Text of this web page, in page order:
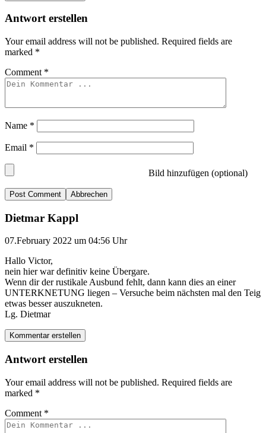
Antwort erstellen
Your email address will not be published. Required fields are
marked *
Comment *
Name *
Email *
Bild hinzufügen (optional)
Abbrechen
Dietmar Kappl
07.February 2022 um 04:56 Uhr
Hallo Victor,
nein hier war definitiv keine Übergare.
Wenn dir der rustikale Ausbund fehlt, dann kann dies an einer
UNTERKNETUNG liegen – Versuche beim nächsten mal den Teig
etwas besser auszukneten.
Lg. Dietmar
Kommentar erstellen
Antwort erstellen
Your email address will not be published. Required fields are
marked *
Comment *